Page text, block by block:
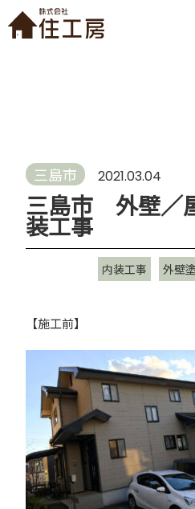
三島市 2021.03.04
三島市 外壁／
装工事
内装工事 外壁
【施工前】